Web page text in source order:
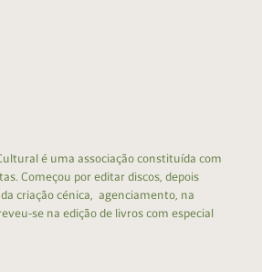
é uma associação constituída com
Começou por editar discos, depois
criação cénica, agenciamento, na
se na edição de livros com especial